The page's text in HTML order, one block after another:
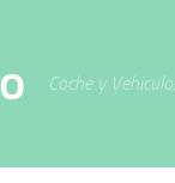
Coche y